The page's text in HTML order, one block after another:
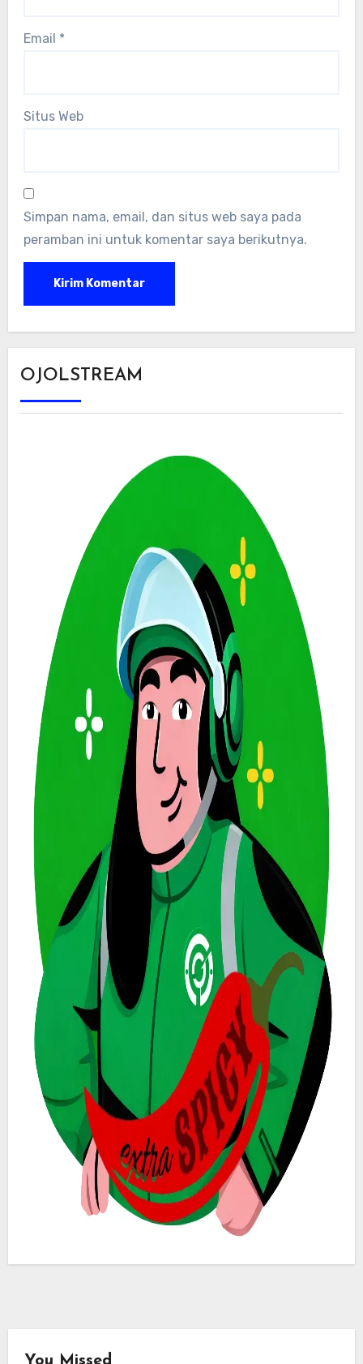
Email *
Situs Web
Simpan nama, email, dan situs web saya pada
peramban ini untuk komentar saya berikutnya.
OJOLSTREAM
You Missed